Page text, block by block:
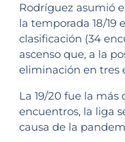
Rodríguez asumió
la temporada 18/
clasificación (34
ascenso que, a la
eliminación en tres
La 19/20 fue la
encuentros, la liga
causa de la